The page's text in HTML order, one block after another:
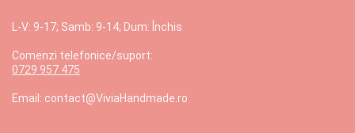
L-V: 9-17; Samb: 9-14; Dum: Închis
Comenzi telefonice/suport:
0729 957 475
Email: contact@ViviaHandmade.ro